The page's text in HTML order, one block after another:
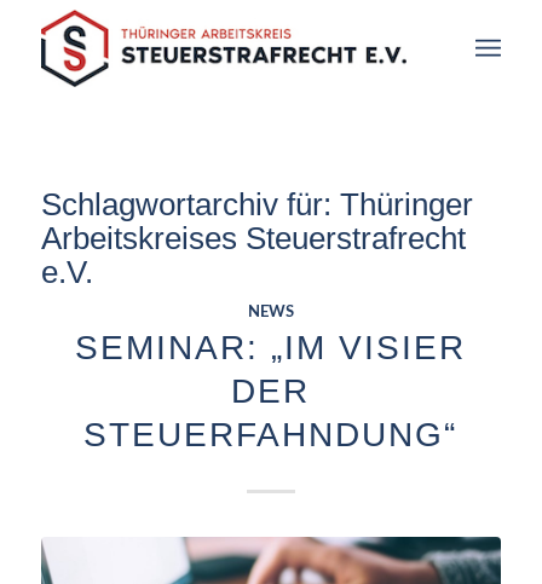
Schlagwortarchiv für: Thüringer
Arbeitskreises Steuerstrafrecht
e.V.
NEWS
SEMINAR: „IM VISIER
DER
STEUERFAHNDUNG“